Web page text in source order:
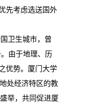
先考虑选送国外
卫生城市，曾
由于地理、历
优势。厦门大学
处经济特区的教
举，共同促进厦